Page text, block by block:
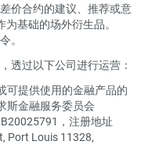
价合约的建议、推荐或意
基础的场外衍生品。
。
透过以下公司进行运营：
可提供使用的金融产品的
斯金融服务委员会
，注册地址
Port Louis 11328,